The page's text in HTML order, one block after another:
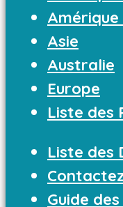
Amérique
Asie
Australie
Europe
Liste des
Liste des
Guide